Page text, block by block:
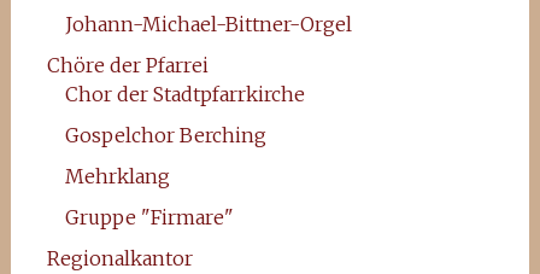
Johann-Michael-Bittner-Orgel
Chöre der Pfarrei
Chor der Stadtpfarrkirche
Gospelchor Berching
Mehrklang
Gruppe "Firmare"
Regionalkantor